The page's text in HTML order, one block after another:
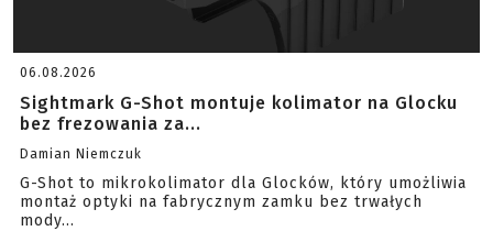
06.08.2026
Sightmark G-Shot montuje kolimator na Glocku
bez frezowania za...
Damian Niemczuk
G-Shot to mikrokolimator dla Glocków, który umożliwia
montaż optyki na fabrycznym zamku bez trwałych
mody...